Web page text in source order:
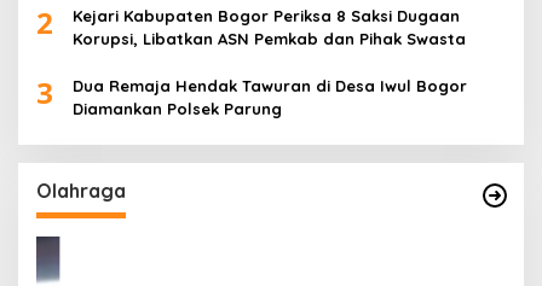
2
Kejari Kabupaten Bogor Periksa 8 Saksi Dugaan
Korupsi, Libatkan ASN Pemkab dan Pihak Swasta
3
Dua Remaja Hendak Tawuran di Desa Iwul Bogor
Diamankan Polsek Parung
Olahraga